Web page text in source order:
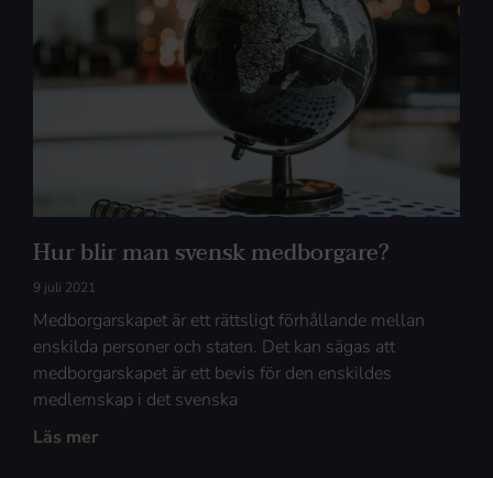
Hur blir man svensk medborgare?
9 juli 2021
Medborgarskapet är ett rättsligt förhållande mellan
enskilda personer och staten. Det kan sägas att
medborgarskapet är ett bevis för den enskildes
medlemskap i det svenska
Läs mer